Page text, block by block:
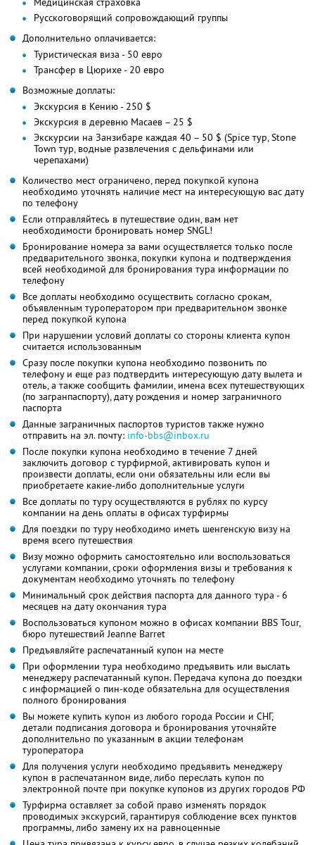
Русскоговорящий сопровождающий группы
Дополнительно оплачивается:
Туристическая виза - 50 евро
Трансфер в Цюрихе - 20 евро
Возможные доплаты:
Экскурсия в Кению - 250 $
Экскурсия в деревню Масаев – 25 $
Экскурсии на Занзибаре каждая 40 – 50 $ (Spice тур, Stone
Town тур, водные развлечения с дельфинами или
черепахами)
Количество мест ограничено, перед покупкой купона
необходимо уточнять наличие мест на интересующую вас дату
по телефону
Если отправляйтесь в путешествие один, вам нет
необходимости бронировать номер SNGL!
Бронирование номера за вами осуществляется только после
предварительного звонка, покупки купона и подтверждения
всей необходимой для бронирования тура информации по
телефону
Все доплаты необходимо осуществить согласно срокам,
объявленным туроператором при предварительном звонке
перед покупкой купона
При нарушении условий доплаты со стороны клиента купон
считается использованным
Сразу после покупки купона необходимо позвонить по
телефону и еще раз подтвердить интересующую дату вылета и
отель, а также сообщить фамилии, имена всех путешествующих
(по загранпаспорту), дату рождения и номер заграничного
паспорта
Данные заграничных паспортов туристов также нужно
отправить на эл. почту: info-bbs@inbox.ru
После покупки купона необходимо в течение 7 дней
заключить договор с турфирмой, активировать купон и
произвести доплаты, если они обязательны или если вы
приобретаете какие-либо дополнительные услуги
Все доплаты по туру осуществляются в рублях по курсу
компании на день оплаты в офисах турфирмы
Для поездки по туру необходимо иметь шенгенскую визу на
время всего путешествия
Визу можно оформить самостоятельно или воспользоваться
услугами компании, сроки оформления визы и требования к
документам необходимо уточнять по телефону
Минимальный срок действия паспорта для данного тура - 6
месяцев на дату окончания тура
Воспользоваться купоном можно в офисах компании BBS Tour,
бюро путешествий Jeanne Barret
Предъявляйте распечатанный купон на месте
При оформлении тура необходимо предъявить или выслать
менеджеру распечатанный купон. Передача купона до поездки
с информацией о пин-коде обязательна для осуществления
полного бронирования
Вы можете купить купон из любого города России и СНГ,
детали подписания договора и бронирования уточняйте
дополнительно по указанным в акции телефонам
туроператора
Для получения услуги необходимо предъявить менеджеру
купон в распечатанном виде, либо переслать купон по
электронной почте при покупке купонов из других городов РФ
Турфирма оставляет за собой право изменять порядок
проводимых экскурсий, гарантируя соблюдение всех пунктов
программы, либо замену их на равноценные